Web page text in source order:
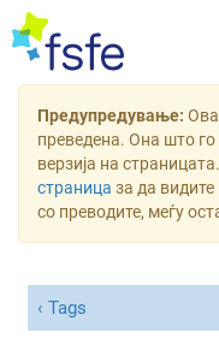
Предупредување:
преведена. Она што го
верзија на
страница за да
со преводите, меѓу
Tags